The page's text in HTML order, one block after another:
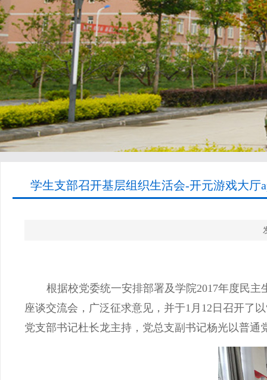
学生支部召开基层组织生活会-开元游戏大厅
根据校党委统一安排部署及学院2017年度民主
座谈交流会，广泛征求意见，并于1 月 12 日召开了
党支部书记杜长龙主持，党总支副书记杨光以普通